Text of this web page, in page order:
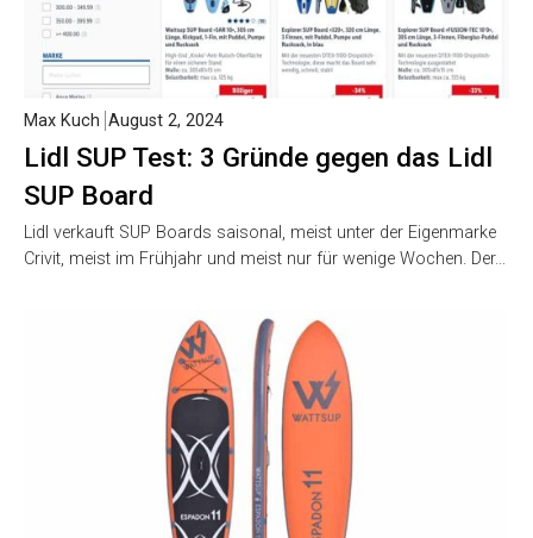
Lidl SUP Test: 3 Gründe gegen das Lidl
SUP Board
Max Kuch August 2, 2024
Lidl verkauft SUP Boards saisonal, meist unter der Eigenmarke
Crivit, meist im Frühjahr und meist nur für wenige Wochen. Der…